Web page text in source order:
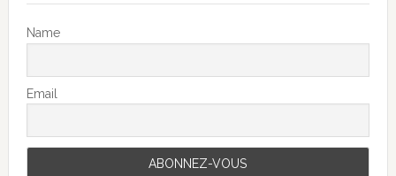
Name
Email